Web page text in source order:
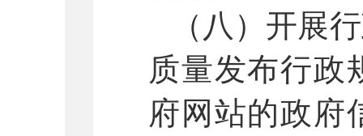
（八）开展
质量发布行政
府网站的政府